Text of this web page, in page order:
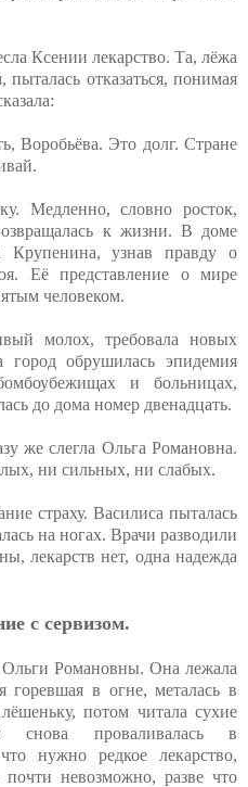
Ксении лекарство. Та, лёжа
отказаться, понимая
Воробьёва. Это долг. Стране
Медленно, словно росток,
к жизни. В доме
Крупенина, узнав правду о
Её представление о мире
человеком.
молох, требовала новых
обрушилась эпидемия
и больницах,
до дома номер двенадцать.
же слегла Ольга Романовна.
ни сильных, ни слабых.
страху. Василиса пыталась
на ногах. Врачи разводили
лекарств нет, одна надежда
с сервизом.
Романовны. Она лежала
горевшая в огне, металась в
потом читала сухие
снова проваливалась в
нужно редкое лекарство,
невозможно, разве что